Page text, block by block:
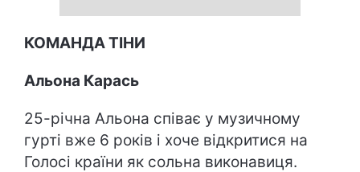
КОМАНДА ТІНИ
Альона Карась
25-річна Альона співає у музичному
гурті вже 6 років і хоче відкритися на
Голосі країни як сольна виконавиця.